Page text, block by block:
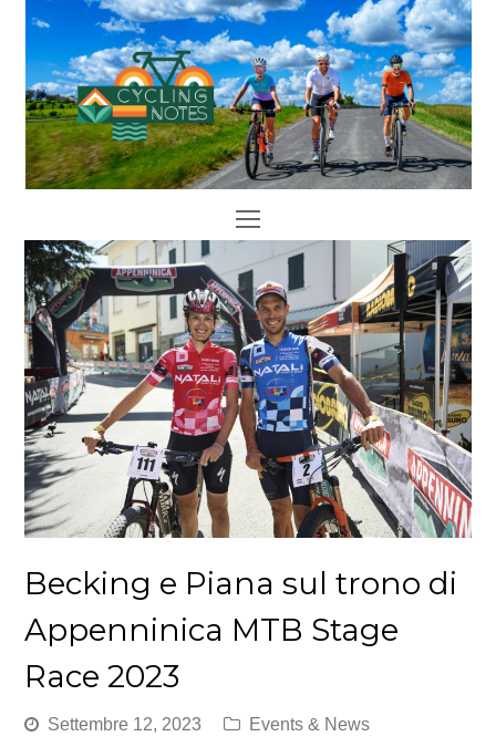
Open
Mobile
Menu
Becking e Piana sul trono di
Appenninica MTB Stage
Race 2023
Settembre 12, 2023 Events & News